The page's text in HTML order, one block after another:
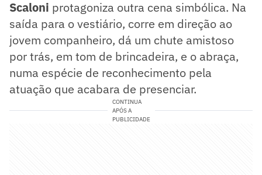
Scaloni protagoniza outra cena simbólica. Na
saída para o vestiário, corre em direção ao
jovem companheiro, dá um chute amistoso
por trás, em tom de brincadeira, e o abraça,
numa espécie de reconhecimento pela
atuação que acabara de presenciar.
CONTINUA
APÓS A
PUBLICIDADE